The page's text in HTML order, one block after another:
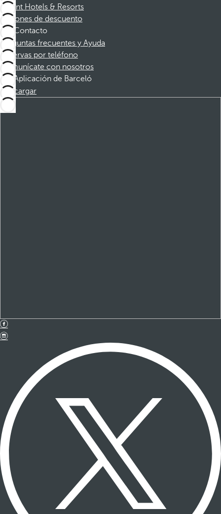
Dorint Hotels & Resorts
Cupones de descuento
Contacto
Preguntas frecuentes y Ayuda
Reservas por teléfono
Comunícate con nosotros
Aplicación de Barceló
Descargar